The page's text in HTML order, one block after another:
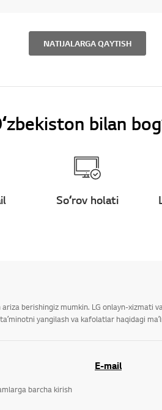
NATIJALARGA QAYTISH
bilan
Soʻrov holati
berishingiz mumkin. LG onlayn-
yangilash va kafolatlar haqidagi
barcha kirish
E-mail